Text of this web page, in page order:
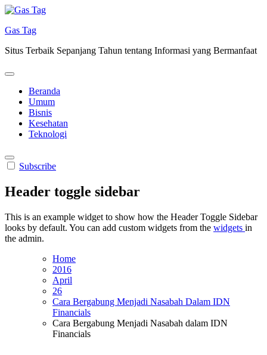
Skip
content
Gas Tag
Situs Terbaik Sepanjang Tahun tentang Informasi yang Bermanfaat
Beranda
Umum
Bisnis
Kesehatan
Teknologi
Subscribe
Header toggle sidebar
This is an example widget to show how the Header Toggle Sidebar
looks by default. You can add custom widgets from the widgets in
the admin.
Home
2016
April
26
Cara Bergabung Menjadi Nasabah Dalam IDN
Financials
Cara Bergabung Menjadi Nasabah dalam IDN
Financials